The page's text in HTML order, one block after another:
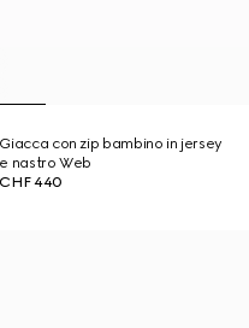
Giacca con zip bambino in jersey
e nastro Web
CHF 440